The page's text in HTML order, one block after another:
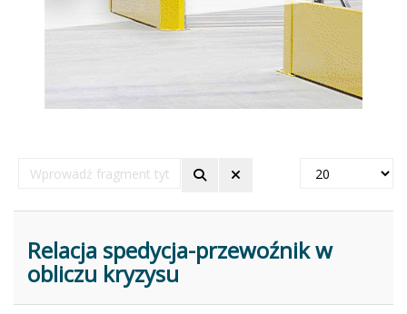
Wprowadź
fragment
Pokaż
Relacja spedycja-przewoźnik w
obliczu kryzysu